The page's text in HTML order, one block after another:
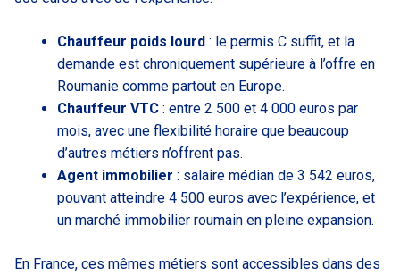
Chauffeur poids lourd : le permis C suffit, et la
demande est chroniquement supérieure à l’offre en
Roumanie comme partout en Europe.
Chauffeur VTC : entre 2 500 et 4 000 euros par
mois, avec une flexibilité horaire que beaucoup
d’autres métiers n’offrent pas.
Agent immobilier : salaire médian de 3 542 euros,
pouvant atteindre 4 500 euros avec l’expérience, et
un marché immobilier roumain en pleine expansion.
En France, ces mêmes métiers sont accessibles dans des